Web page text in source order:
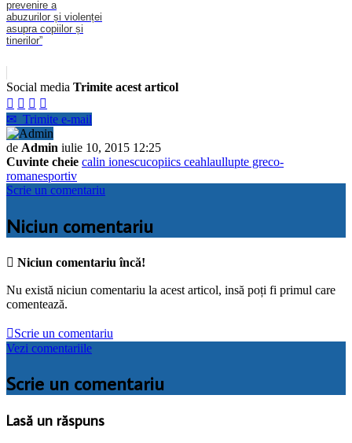
prevenire a
abuzurilor și violenței
asupra copiilor și
tinerilor”
Social media Trimite acest articol
   
✉ Trimite e-mail
de Admin iulie 10, 2015 12:25
Cuvinte cheie calin ionescucopiics ceahlaullupte greco-
romanesportiv
Scrie un comentariu
Niciun comentariu
 Niciun comentariu încă!
Nu există niciun comentariu la acest articol, insă poți fi primul care
comentează.
Scrie un comentariu
Vezi comentariile
Scrie un comentariu
Lasă un răspuns